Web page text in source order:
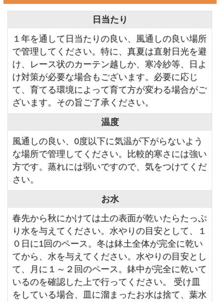
日当たり
１年を通して日当たりの良い、風通しの良い場所
で管理してください。特に、真夏は直射日光を避
け、レース状のカーテン越しか、寒冷紗等、日よ
け対策が必要な場合もございます。必要に応じ
て、育てる環境によって育て方が変わる場合がご
ざいます。その旨ご了承ください。
温度
風通しの良い、0度以下に気温が下がらないよう
な場所で管理してください。比較的寒さには強い
方です。蒸れには弱いですので、気をつけてくだ
さい。
お水
春先から秋にかけては土の表面が乾いたらたっぷ
り水を与えてください。水やりの目安として、１
０日に1回のペース。冬は鉢土全体が完全に乾い
てから、水を与えてください。水やりの目安とし
て、月に１～２回のペース。鉢中が完全に乾いて
いるのを確認した上で行ってください。 受け皿
をしている場合、皿に溜まったお水は捨て、葉水